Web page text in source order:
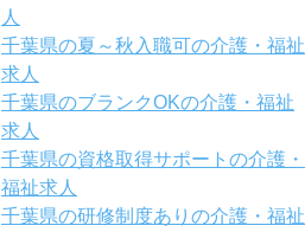
人
千葉県の夏～秋入職可の介護・福祉
求人
千葉県のブランクOKの介護・福祉
求人
千葉県の資格取得サポートの介護・
福祉求人
千葉県の研修制度ありの介護・福祉